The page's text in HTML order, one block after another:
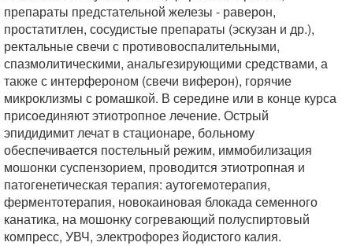
препараты предстательной железы - раверон,
простатитлен, сосудистые препараты (эскузан и др.),
ректальные свечи с противовоспалительными,
спазмолитическими, анальгезирующими средствами, а
также с интерфероном (свечи виферон), горячие
микроклизмы с ромашкой. В середине или в конце курса
присоединяют этиотропное лечение. Острый
эпидидимит лечат в стационаре, больному
обеспечивается постельный режим, иммобилизация
мошонки суспензорием, проводится этиотропная и
патогенетическая терапия: аутогемотерапия,
ферментотерапия, новокаиновая блокада семенного
канатика, на мошонку согревающий полуспиртовый
компресс, УВЧ, электрофорез йодистого калия.